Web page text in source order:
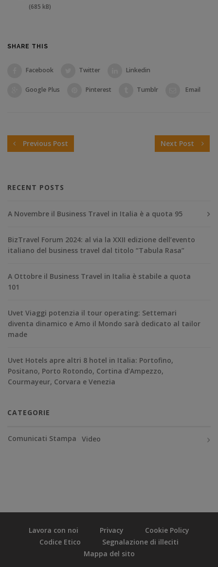
(685 kB)
SHARE THIS
Facebook Twitter Linkedin
Google Plus Pinterest Tumblr Email
Previous Post Next Post
RECENT POSTS
A Novembre il Business Travel in Italia è a quota 95
BizTravel Forum 2024: al via la XXII edizione dell’evento
italiano del business travel dal titolo “Tabula Rasa”
A Ottobre il Business Travel in Italia è stabile a quota
101
Uvet Viaggi potenzia il tour operating: Settemari
diventa dinamico e Amo il Mondo sarà dedicato al tailor
made
Uvet Hotels apre altri 8 hotel in Italia: Portofino,
Positano, Porto Rotondo, Cortina d’Ampezzo,
Courmayeur, Corvara e Venezia
CATEGORIE
Comunicati Stampa Video
Lavora con noi Privacy
Cookie Policy
Codice Etico
Segnalazione di illeciti
Mappa del sito